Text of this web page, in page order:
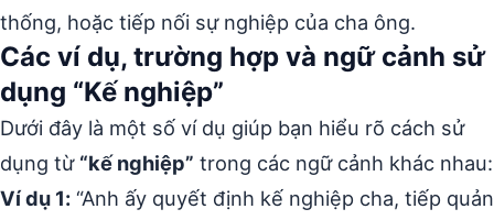
thống, hoặc tiếp nối sự nghiệp của cha ông.
Các ví dụ, trường hợp và ngữ cảnh sử
dụng “Kế nghiệp”
Dưới đây là một số ví dụ giúp bạn hiểu rõ cách sử
dụng từ “kế nghiệp” trong các ngữ cảnh khác nhau:
Ví dụ 1: “Anh ấy quyết định kế nghiệp cha, tiếp quản